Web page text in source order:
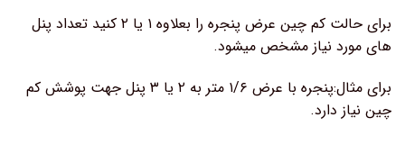
برای حالت کم چین عرض پنجره را بعلاوه ۱ یا ۲ کنید تعداد پنل
های مورد نیاز مشخص میشود.
برای مثال:پنجره با عرض ۱/۶ متر به ۲ یا ۳ پنل جهت پوشش کم
چین نیاز دارد.